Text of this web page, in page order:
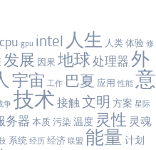
cpu gpu intel 人生 人类 体验 修
发展 因果 地球 处理器 外
宇宙 工作 巴夏 应用 性能 意
争 技术 接触文明 方案 星际
务器 本质 污染 温度 灵性 灵魂
系统 经历 经济 联盟 能量 计划